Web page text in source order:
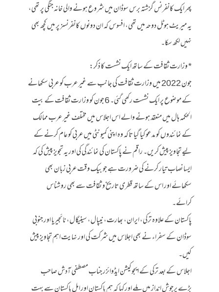
پھر ایک کانفرنس گزشتہ برس سوڈان میں شروع ہونے والی خانہ جنگی پر تھی،
یہ میریٹ ہوٹل دوحہ میں تھی، افسوس کہ ان دونوں کانفرنسز پر میں کچھ بھی
نہیں لکھ سکا۔
* وزارت ثقافت کے ساتھ ایک نشست کا ذکر:
جون 2022 میں وزارت ثقافت کی جانب سے غیر عرب کو عربی سکھانے
کے موضوع پر ایک نشست رکھی گئی۔ 6 جون کو وزارت ثقافت کے بیت
الحکمہ ہال میں منعقد ہونے والے اس اجلاس میں مختلف غیر عرب ممالک
کے نمائندوں کو مدعو کیا گیا تاکہ وہ اپنی کمیونٹی میں عربی کو عام کرنے کے
لیے تجاویز پیش کریں۔ راقم نے پاکستان کی نمائندگی کی اور یہ تجویز پیش کی کہ
ایسا نصاب تیار کرنے کی ضرورت ہے جو بیک وقت عربی زبان بھی
سکھائے اور اس کے ساتھ قطری تاریخ و ثقافت سے بھی روشناس
کرائے۔
پاکستان کے علاوہ ترکی، ایران، بھارت، نیپال، سینیگال، نائجیریا اور جنوبی
سوڈان کے سفراء نے بھی اجلاس میں شرکت کی اور نہایت اہم تجاویز پیش
کیں۔
اجلاس کے بعد ترکی کے ایجوکیشن ایڈوائزر جناب مصطفی آدش صاحب
بڑے پرجوش انداز میں ملے اور کہا کہ ہم پاکستان اور اہل پاکستان سے بہت